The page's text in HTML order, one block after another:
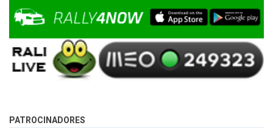
PATROCINADORES